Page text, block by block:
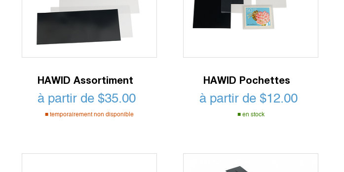
HAWID Assortiment
à partir de $35.00
temporairement non disponible
HAWID Pochettes
à partir de $12.00
en stock